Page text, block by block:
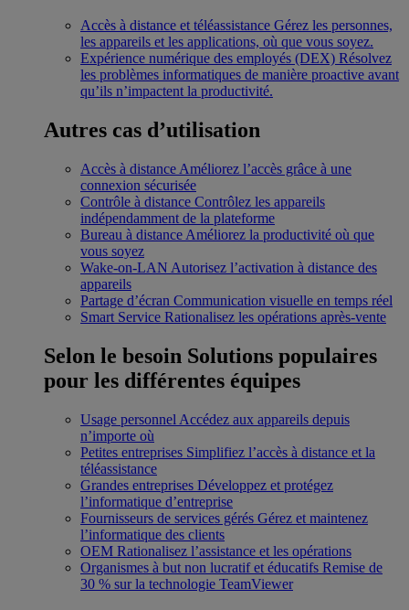
Accès à distance et téléassistance Gérez les personnes,
les appareils et les applications, où que vous soyez.
Expérience numérique des employés (DEX) Résolvez
les problèmes informatiques de manière proactive avant
qu’ils n’impactent la productivité.
Autres cas d’utilisation
Accès à distance Améliorez l’accès grâce à une
connexion sécurisée
Contrôle à distance Contrôlez les appareils
indépendamment de la plateforme
Bureau à distance Améliorez la productivité où que
vous soyez
Wake-on-LAN Autorisez l’activation à distance des
appareils
Partage d’écran Communication visuelle en temps réel
Smart Service Rationalisez les opérations après-vente
Selon le besoin Solutions populaires
pour les différentes équipes
Usage personnel Accédez aux appareils depuis
n’importe où
Petites entreprises Simplifiez l’accès à distance et la
téléassistance
Grandes entreprises Développez et protégez
l’informatique d’entreprise
Fournisseurs de services gérés Gérez et maintenez
l’informatique des clients
OEM Rationalisez l’assistance et les opérations
Organismes à but non lucratif et éducatifs Remise de
30 % sur la technologie TeamViewer